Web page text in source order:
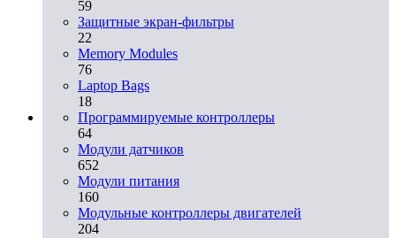
59
Защитные экран-фильтры
22
Memory Modules
76
Laptop Bags
18
Программируемые контроллеры
64
Модули датчиков
652
Модули питания
160
Модульные контроллеры двигателей
204